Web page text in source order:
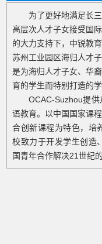
为了更好地满足长
高层次人才子女接受国
的大力支持下，中锐教
苏州工业园区海归人才
是为海归人才子女、华
育的学生而特别打造的学
OCAC-Suzhou提
语教育。以中国国家课
合创新课程为特色，培
校致力于开发学生创造
国青年合作解决21世纪